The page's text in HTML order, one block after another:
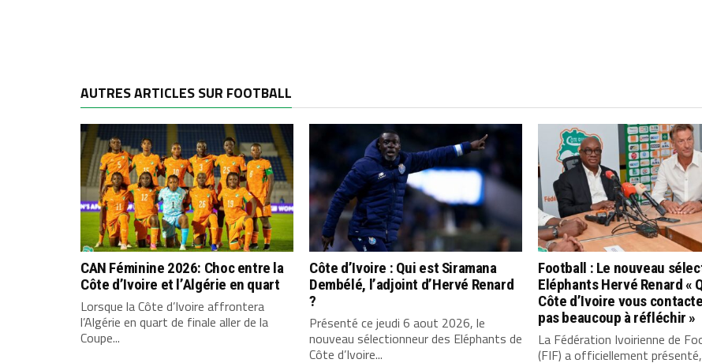
AUTRES ARTICLES SUR FOOTBALL
CAN Féminine 2026: Choc entre la
Côte d’Ivoire et l’Algérie en quart
Lorsque la Côte d’Ivoire affrontera
l’Algérie en quart de finale aller de la
Coupe...
Côte d’Ivoire : Qui est Siramana
Dembélé, l’adjoint d’Hervé Renard
?
Présenté ce jeudi 6 aout 2026, le
nouveau sélectionneur des Eléphants de
Côte d’Ivoire...
Football : Le nouveau
Eléphants Hervé Renard «
Côte d’Ivoire vous
pas beaucoup à réfléchir »
La Fédération Ivoirienne de
(FIF) a officiellement